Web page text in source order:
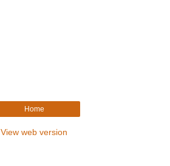
Home
View web version